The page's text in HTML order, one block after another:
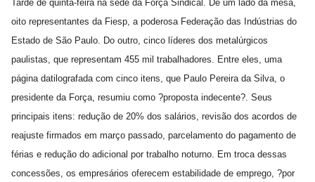
Tarde de quinta-feira na sede da Força Sindical. De um lado da mesa,
oito representantes da Fiesp, a poderosa Federação das Indústrias do
Estado de São Paulo. Do outro, cinco líderes dos metalúrgicos
paulistas, que representam 455 mil trabalhadores. Entre eles, uma
página datilografada com cinco itens, que Paulo Pereira da Silva, o
presidente da Força, resumiu como ?proposta indecente?. Seus
principais itens: redução de 20% dos salários, revisão dos acordos de
reajuste firmados em março passado, parcelamento do pagamento de
férias e redução do adicional por trabalho noturno. Em troca dessas
concessões, os empresários oferecem estabilidade de emprego, ?por